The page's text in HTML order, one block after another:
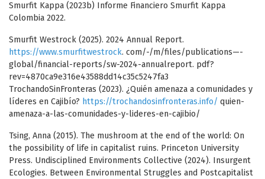
Smurfit Kappa (2023b) Informe Financiero Smurfit Kappa
Colombia 2022.
Smurfit Westrock (2025). 2024 Annual Report.
https://www.smurfitwestrock. com/-/m/files/publications—-
global/financial-reports/sw-2024-annualreport. pdf?
rev=4870ca9e316e43588dd14c35c5247fa3
TrochandoSinFronteras (2023). ¿Quién amenaza a comunidades y
líderes en Cajibío? https://trochandosinfronteras.info/ quien-
amenaza-a-las-comunidades-y-lideres-en-cajibio/
Tsing, Anna (2015). The mushroom at the end of the world: On
the possibility of life in capitalist ruins. Princeton University
Press. Undisciplined Environments Collective (2024). Insurgent
Ecologies. Between Environmental Struggles and Postcapitalist